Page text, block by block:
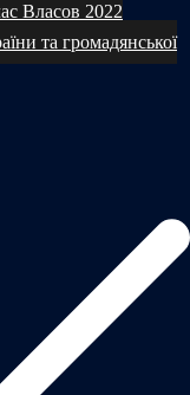
Власов 2022
та громадянської